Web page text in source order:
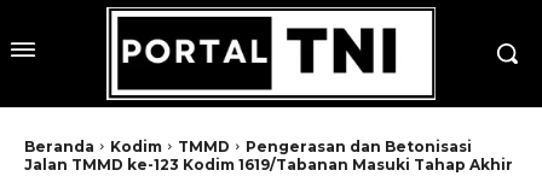
Beranda Kodim TMMD
Pengerasan dan Betonisasi
Jalan TMMD ke-123 Kodim 1619/Tabanan Masuki Tahap Akhir